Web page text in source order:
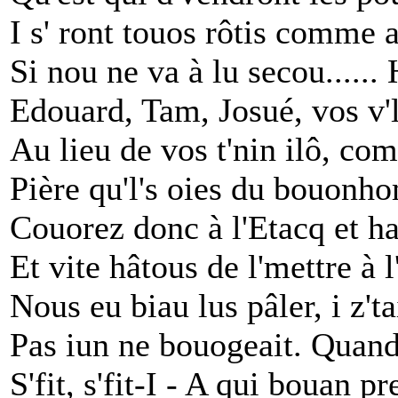
I s' ront touos rôtis comme
Si nou ne va à lu
Edouard, Tam, Josué, vos
Au lieu de vos t'nin ilô,
Pière qu'l's oies du
Couorez donc à l'Etacq et
Et vite hâtous de l'mettre à
Nous eu biau lus pâler, i
Pas iun ne bouogeait.
S'fit, s'fit-I - A qui bouan